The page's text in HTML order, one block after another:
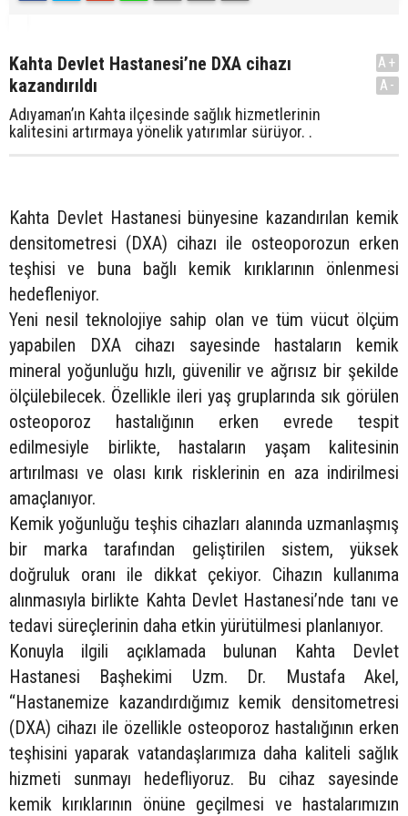
Kahta Devlet Hastanesi’ne DXA cihazı
kazandırıldı
Adıyaman’ın Kahta ilçesinde sağlık hizmetlerinin
kalitesini artırmaya yönelik yatırımlar sürüyor. .
A+
A-
Kahta Devlet Hastanesi bünyesine kazandırılan kemik
densitometresi (DXA) cihazı ile osteoporozun erken
teşhisi ve buna bağlı kemik kırıklarının önlenmesi
hedefleniyor.
Yeni nesil teknolojiye sahip olan ve tüm vücut ölçüm
yapabilen DXA cihazı sayesinde hastaların kemik
mineral yoğunluğu hızlı, güvenilir ve ağrısız bir şekilde
ölçülebilecek. Özellikle ileri yaş gruplarında sık görülen
osteoporoz hastalığının erken evrede tespit
edilmesiyle birlikte, hastaların yaşam kalitesinin
artırılması ve olası kırık risklerinin en aza indirilmesi
amaçlanıyor.
Kemik yoğunluğu teşhis cihazları alanında uzmanlaşmış
bir marka tarafından geliştirilen sistem, yüksek
doğruluk oranı ile dikkat çekiyor. Cihazın kullanıma
alınmasıyla birlikte Kahta Devlet Hastanesi’nde tanı ve
tedavi süreçlerinin daha etkin yürütülmesi planlanıyor.
Konuyla ilgili açıklamada bulunan Kahta Devlet
Hastanesi Başhekimi Uzm. Dr. Mustafa Akel,
“Hastanemize kazandırdığımız kemik densitometresi
(DXA) cihazı ile özellikle osteoporoz hastalığının erken
teşhisini yaparak vatandaşlarımıza daha kaliteli sağlık
hizmeti sunmayı hedefliyoruz. Bu cihaz sayesinde
kemik kırıklarının önüne geçilmesi ve hastalarımızın